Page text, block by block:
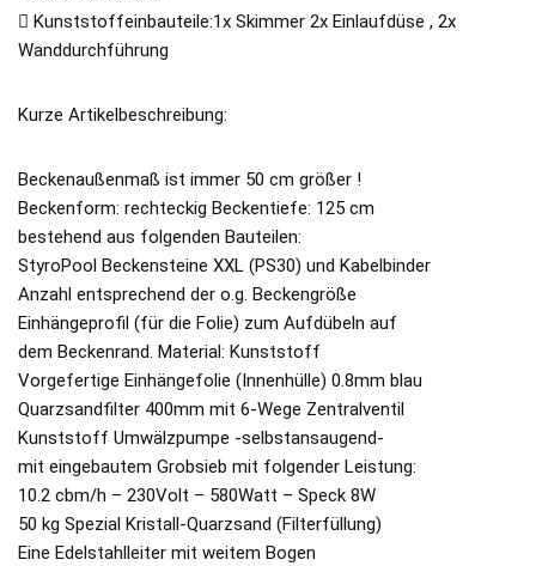
 Kunststoffeinbauteile:1x Skimmer 2x Einlaufdüse , 2x
Wanddurchführung
Kurze Artikelbeschreibung:
Beckenaußenmaß ist immer 50 cm größer !
Beckenform: rechteckig Beckentiefe: 125 cm
bestehend aus folgenden Bauteilen:
StyroPool Beckensteine XXL (PS30) und Kabelbinder
Anzahl entsprechend der o.g. Beckengröße
Einhängeprofil (für die Folie) zum Aufdübeln auf
dem Beckenrand. Material: Kunststoff
Vorgefertige Einhängefolie (Innenhülle) 0.8mm blau
Quarzsandfilter 400mm mit 6-Wege Zentralventil
Kunststoff Umwälzpumpe -selbstansaugend-
mit eingebautem Grobsieb mit folgender Leistung:
10.2 cbm/h – 230Volt – 580Watt – Speck 8W
50 kg Spezial Kristall-Quarzsand (Filterfüllung)
Eine Edelstahlleiter mit weitem Bogen